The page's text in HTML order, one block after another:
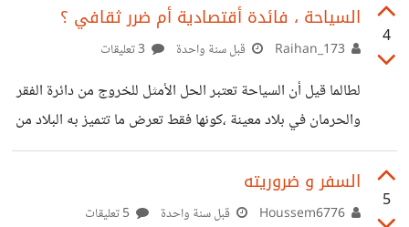
العملية وبناء ملف أعمال قوي يوضح مهاراتي في تصميم واجهات
وتجربة المستخدم. أؤمن بأن التوظيف القائم على المهارة،
الأكثر مطلوبا في المانيا, يعتمد على الخبرة العملية وملف الأعمال
والعقد الوظيفي أكثر من الشهادات الأكاديمية. خطتي هي
التقديم على شركات ألمانية تبحث عن مصممي UI/UX، وتقديم
ملف أعمال
4
السياحة ، فائدة أقتصادية أم ضرر ثقافي ؟
قبل سنة واحدة
لطالما قيل أن السياحة تعتبر الحل الأمثل للخروج من دائرة الفقر
والحرمان في بلاد معينة ،كونها فقط تعرض ما تتميز به البلاد من
مناظر طبيعية أو مصطنعة أو التعريف بالثقافات والعادات
المختلفة لكل منطقة فيها ، و تعود بالأخير بالنفع من خلال
اكتساب دخل جيدو الترويح لها عالميا، ولكن الخطأ الفادح الذي
5
السفر و ضروريته
قبل سنة واحدة